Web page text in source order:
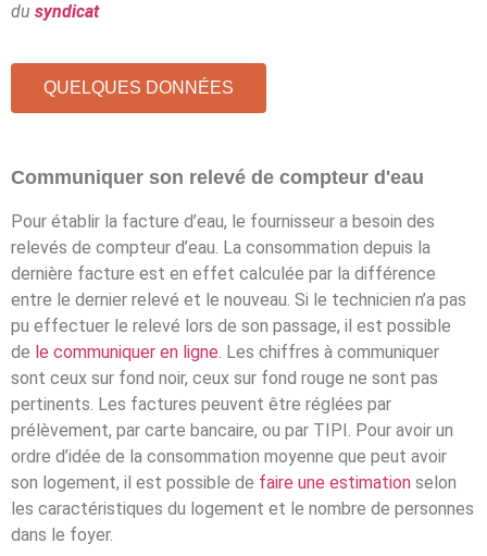
du syndicat
QUELQUES DONNÉES
Communiquer son relevé de compteur d'eau
Pour établir la facture d’eau, le fournisseur a besoin des
relevés de compteur d’eau. La consommation depuis la
dernière facture est en effet calculée par la différence
entre le dernier relevé et le nouveau. Si le technicien n’a pas
pu effectuer le relevé lors de son passage, il est possible
de le communiquer en ligne . Les chiffres à communiquer
sont ceux sur fond noir, ceux sur fond rouge ne sont pas
pertinents. Les factures peuvent être réglées par
prélèvement, par carte bancaire, ou par TIPI. Pour avoir un
ordre d’idée de la consommation moyenne que peut avoir
son logement, il est possible de faire une estimation selon
les caractéristiques du logement et le nombre de personnes
dans le foyer.